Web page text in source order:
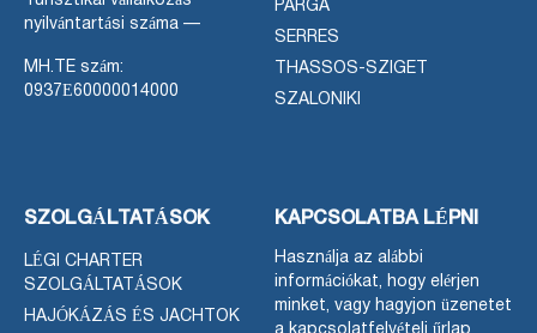
nyilvántartási száma —
MH.TE szám:
0937Ε60000014000
PARGA
SERRES
THASSOS-SZIGET
SZALONIKI
SZOLGÁLTATÁSOK
LÉGI CHARTER
SZOLGÁLTATÁSOK
HAJÓKÁZÁS ÉS JACHTOK
KAPCSOLATBA LÉPNI
Használja az alábbi
információkat, hogy elérjen
minket, vagy hagyjon üzenetet